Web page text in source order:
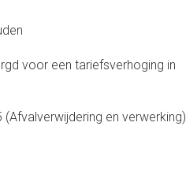
voor een tariefsverhoging in
en verwerking)